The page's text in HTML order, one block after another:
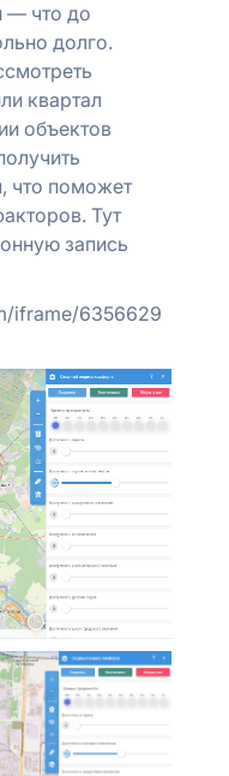
— что до
долго.
квартал
объектов
что поможет
Тут
запись
iframe/6356629